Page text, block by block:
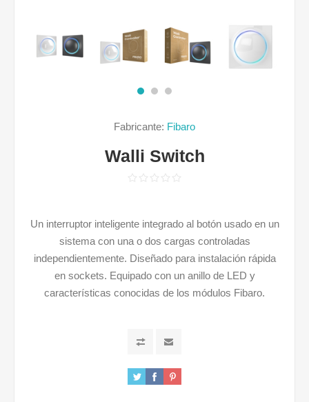
Fabricante: Fibaro
Walli Switch
Un interruptor inteligente integrado al botón usado en un
sistema con una o dos cargas controladas
independientemente. Diseñado para instalación rápida
en sockets. Equipado con un anillo de LED y
características conocidas de los módulos Fibaro.